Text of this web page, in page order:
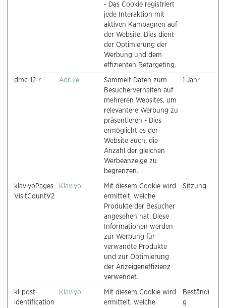
- Das Cookie registriert
jede Interaktion mit
aktiven Kampagnen auf
der Website. Dies dient
der Optimierung der
Werbung und dem
effizienten Retargeting.
dmc-12-r Adrule
Sammelt Daten zum
Besucherverhalten auf
mehreren Websites, um
relevantere Werbung zu
präsentieren - Dies
ermöglicht es der
Website auch, die
Anzahl der gleichen
Werbeanzeige zu
begrenzen.
1 Jahr
klaviyoPages
VisitCountV2
Klaviyo
Mit diesem Cookie wird
ermittelt, welche
Produkte der Besucher
angesehen hat. Diese
Informationen werden
zur Werbung für
verwandte Produkte
und zur Optimierung
der Anzeigeneffizienz
verwendet.
Sitzung
kl-post-
identification
Klaviyo
Mit diesem Cookie wird
ermittelt, welche
Beständi
g